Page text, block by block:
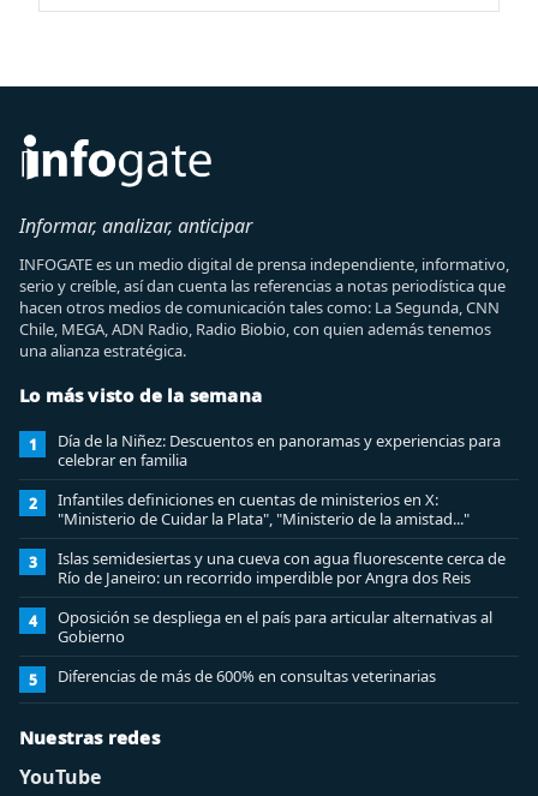
Informar, analizar, anticipar
INFOGATE es un medio digital de prensa independiente, informativo,
serio y creíble, así dan cuenta las referencias a notas periodística que
hacen otros medios de comunicación tales como: La Segunda, CNN
Chile, MEGA, ADN Radio, Radio Biobio, con quien además tenemos
una alianza estratégica.
Lo más visto de la semana
1
Día de la Niñez: Descuentos en panoramas y experiencias para
celebrar en familia
2
Infantiles definiciones en cuentas de ministerios en X:
"Ministerio de Cuidar la Plata", "Ministerio de la amistad..."
3
Islas semidesiertas y una cueva con agua fluorescente cerca de
Río de Janeiro: un recorrido imperdible por Angra dos Reis
4
Oposición se despliega en el país para articular alternativas al
Gobierno
5 Diferencias de más de 600% en consultas veterinarias
Nuestras redes
YouTube